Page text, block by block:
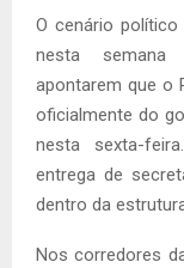
O cenário
nesta semana
apontarem que o
oficialmente do
nesta sexta-
entrega de
dentro da
Nos corredores